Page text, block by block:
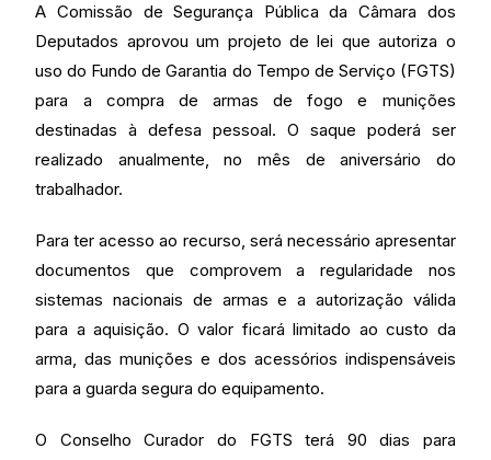
A Comissão de Segurança Pública da Câmara dos
Deputados aprovou um projeto de lei que autoriza o
uso do Fundo de Garantia do Tempo de Serviço (FGTS)
para a compra de armas de fogo e munições
destinadas à defesa pessoal. O saque poderá ser
realizado anualmente, no mês de aniversário do
trabalhador.
Para ter acesso ao recurso, será necessário apresentar
documentos que comprovem a regularidade nos
sistemas nacionais de armas e a autorização válida
para a aquisição. O valor ficará limitado ao custo da
arma, das munições e dos acessórios indispensáveis
para a guarda segura do equipamento.
O Conselho Curador do FGTS terá 90 dias para